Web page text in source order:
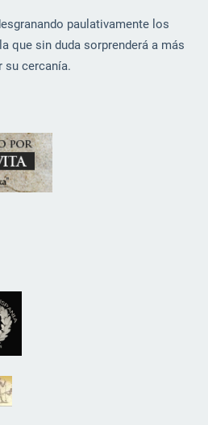
paulativamente los
que sin duda sorprenderá a más
su cercanía.